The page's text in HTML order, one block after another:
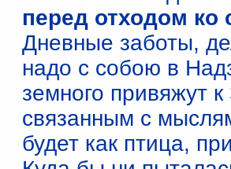
перед отходом ко
Дневные заботы,
надо с собою в
земного привяжут
связанным с
будет как птица,